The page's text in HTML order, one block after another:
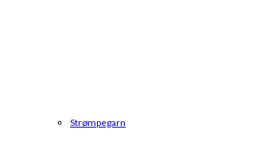
Strømpegarn